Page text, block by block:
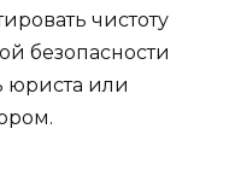
чистоту
безопасности
юриста или